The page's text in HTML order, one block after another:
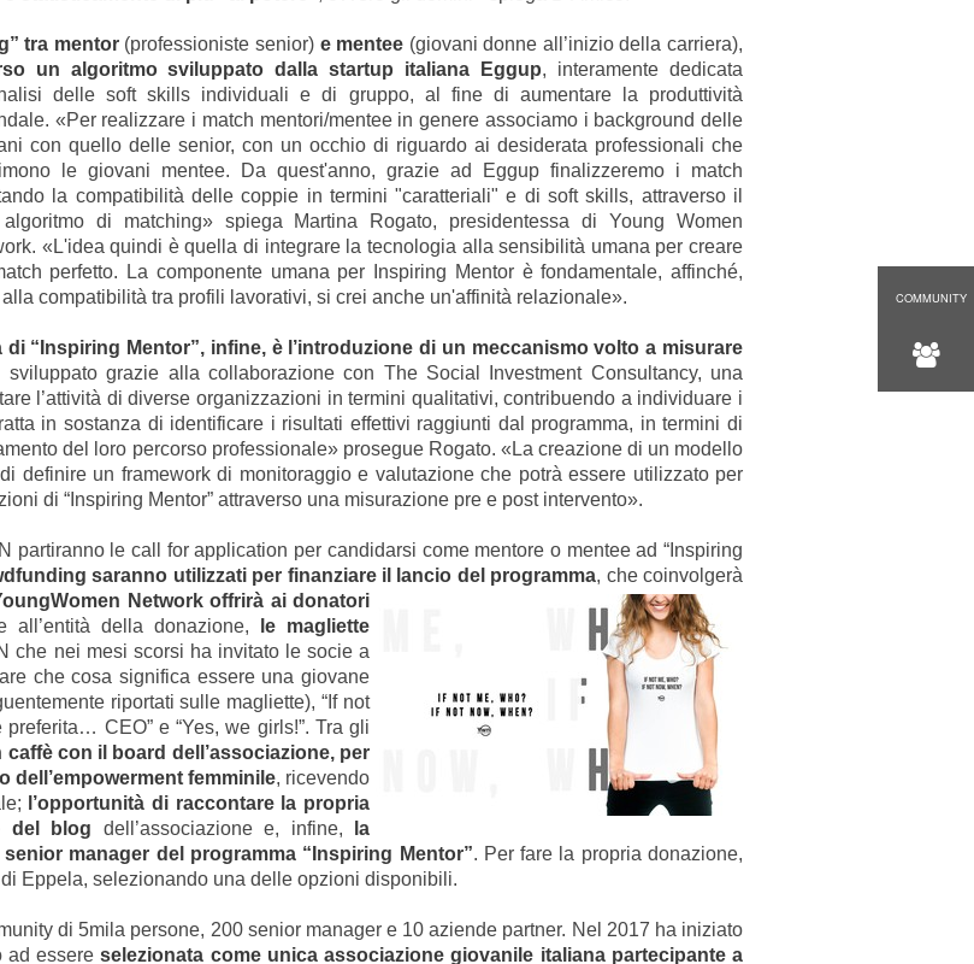
tra mentor (professioniste senior) e mentee (giovani donne all’inizio della carriera),
un algoritmo sviluppato dalla startup italiana Eggup, interamente dedicata
delle soft skills individuali e di gruppo, al fine di aumentare la produttività
«Per realizzare i match mentori/mentee in genere associamo i background delle
con quello delle senior, con un occhio di riguardo ai desiderata professionali che
le giovani mentee. Da quest'anno, grazie ad Eggup finalizzeremo i match
la compatibilità delle coppie in termini "caratteriali" e di soft skills, attraverso il
algoritmo di matching» spiega Martina Rogato, presidentessa di Young Women
«L'idea quindi è quella di integrare la tecnologia alla sensibilità umana per creare
perfetto. La componente umana per Inspiring Mentor è fondamentale, affinché,
compatibilità tra profili lavorativi, si crei anche un'affinità relazionale».
“Inspiring Mentor”, infine, è l’introduzione di un meccanismo volto a misurare
sviluppato grazie alla collaborazione con The Social Investment Consultancy, una
l’attività di diverse organizzazioni in termini qualitativi, contribuendo a individuare i
in sostanza di identificare i risultati effettivi raggiunti dal programma, in termini di
del loro percorso professionale» prosegue Rogato. «La creazione di un modello
definire un framework di monitoraggio e valutazione che potrà essere utilizzato per
di “Inspiring Mentor” attraverso una misurazione pre e post intervento».
partiranno le call for application per candidarsi come mentore o mentee ad “Inspiring
saranno utilizzati per finanziare il lancio del programma, che coinvolgerà
Women Network offrirà ai donatori
all’entità della donazione, le magliette
che nei mesi scorsi ha invitato le socie a
che cosa significa essere una giovane
riportati sulle magliette), “If not
CEO” e “Yes, we girls!”. Tra gli
con il board dell’associazione, per
dell’empowerment femminile, ricevendo
l’opportunità di raccontare la propria
del blog dell’associazione e, infine,
la
manager del programma “Inspiring Mentor”. Per fare la propria donazione,
Eppela, selezionando una delle opzioni disponibili.
di 5mila persone, 200 senior manager e 10 aziende partner. Nel 2017 ha iniziato
ad essereselezionata come unica associazione giovanile italiana partecipante a
COMMUNITY